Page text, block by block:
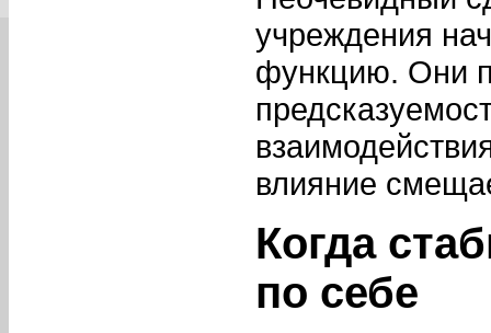
учреждения
функцию. Они
влияние
Когда
по себе